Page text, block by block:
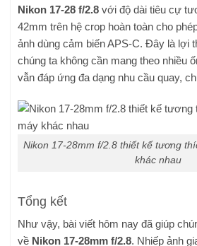
Nikon 17-28 f/2.8 với độ dài tiêu cự
42mm trên hệ crop hoàn toàn cho
ảnh dùng cảm biến APS-C. Đây là lợi
chúng ta không cần mang theo nhiều
vẫn đáp ứng đa dạng nhu cầu quay,
Nikon 17-28mm f/2.8 thiết kế tương
khác nhau
Tổng kết
Như vậy, bài viết hôm nay đã giúp
về Nikon 17-28mm f/2.8. Nhiếp ảnh